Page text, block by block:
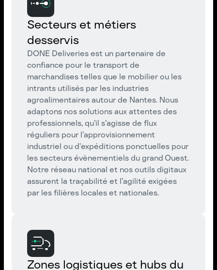
Secteurs et métiers
desservis
DONE Deliveries est un partenaire de
confiance pour le transport de
marchandises telles que le mobilier ou les
intrants utilisés par les industries
agroalimentaires autour de Nantes. Nous
adaptons nos solutions aux attentes des
professionnels, qu’il s’agisse de flux
réguliers pour l’approvisionnement
industriel ou d’expéditions ponctuelles pour
les secteurs évènementiels du grand Ouest.
Notre réseau national et nos outils digitaux
assurent la traçabilité et l’agilité exigées
par les filières locales et nationales.
Zones logistiques et hubs du